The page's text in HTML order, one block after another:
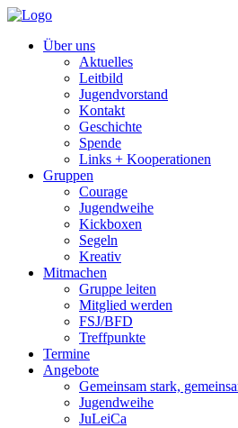
Über uns
Aktuelles
Leitbild
Jugendvorstand
Kontakt
Geschichte
Spende
Links + Kooperationen
Gruppen
Courage
Jugendweihe
Kickboxen
Segeln
Kreativ
Mitmachen
Gruppe leiten
Mitglied werden
FSJ/BFD
Treffpunkte
Termine
Angebote
Gemeinsam stark,
Jugendweihe
JuLeiCa